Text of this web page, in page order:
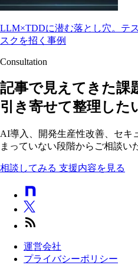
LLM×TDDに潜む落とし穴。テ
スクを招く事例
Consultation
記事で見えてきた課
引き寄せて整理した
AI導入、開発生産性改善、セキ
まっていない段階からご相談い
相談してみる 支援内容を見る
運営会社
プライバシーポリシー